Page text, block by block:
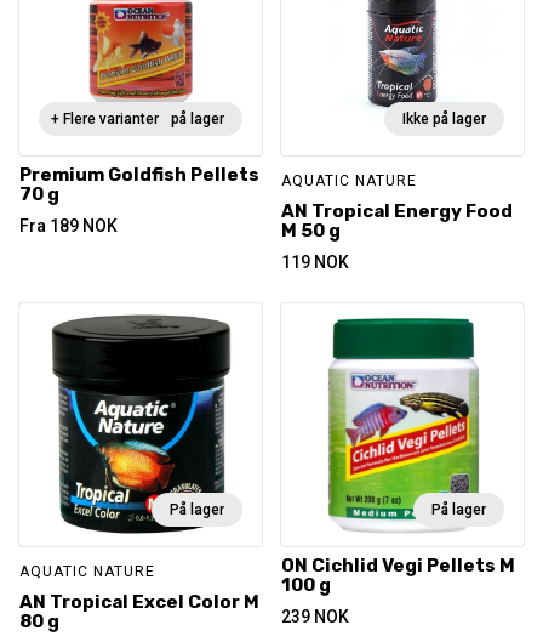
Ikke på lager
+ Flere varianter
Premium Goldfish Pellets
70 g
Fra 189 NOK
Ikke på lager
AQUATIC NATURE
AN Tropical Energy Food
M 50 g
119 NOK
På lager
AQUATIC NATURE
AN Tropical Excel Color M
80 g
På lager
ON Cichlid Vegi Pellets M
100 g
239 NOK